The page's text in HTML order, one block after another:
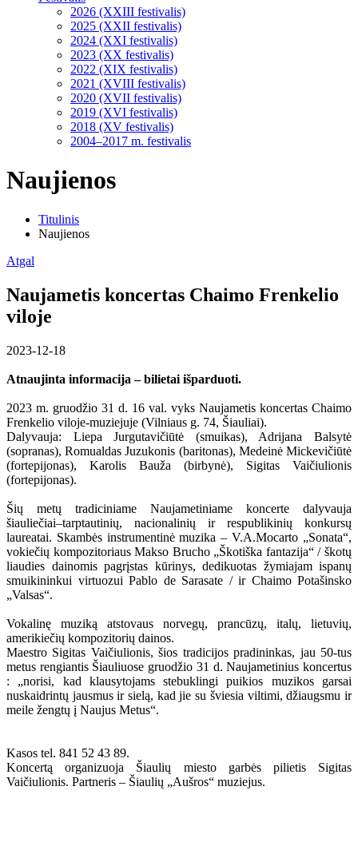
2026 (XXIII festivalis)
2025 (XXII festivalis)
2024 (XXI festivalis)
2023 (XX festivalis)
2022 (XIX festivalis)
2021 (XVIII festivalis)
2020 (XVII festivalis)
2019 (XVI festivalis)
2018 (XV festivalis)
2004–2017 m. festivalis
Naujienos
Titulinis
Naujienos
Atgal
Naujametis koncertas Chaimo Frenkelio
viloje
2023-12-18
Atnaujinta informacija – bilietai išparduoti.
2023 m. gruodžio 31 d. 16 val. vyks Naujametis koncertas Chaimo
Frenkelio viloje-muziejuje (Vilniaus g. 74, Šiauliai).
Dalyvauja: Liepa Jurgutavičiūtė (smuikas), Adrijana Balsytė
(sopranas), Romualdas Juzukonis (baritonas), Medeinė Mickevičiūtė
(fortepijonas), Karolis Bauža (birbynė), Sigitas Vaičiulionis
(fortepijonas).
Šių metų tradiciniame Naujametiniame koncerte dalyvauja
šiauliečiai–tarptautinių, nacionalinių ir respublikinių konkursų
laureatai. Skambės instrumentinė muzika – V.A.Mocarto „Sonata“,
vokiečių kompozitoriaus Makso Brucho „Škotiška fantazija“ / škotų
liaudies dainomis pagrįstas kūrinys, dedikuotas žymiajam ispanų
smuikininkui virtuozui Pablo de Sarasate / ir Chaimo Potašinsko
„Valsas“.
Vokalinę muziką atstovaus norvegų, prancūzų, italų, lietuvių,
amerikiečių kompozitorių dainos.
Maestro Sigitas Vaičiulionis, šios tradicijos pradininkas, jau 50-tus
metus rengiantis Šiauliuose gruodžio 31 d. Naujametinius koncertus
: „norisi, kad klausytojams stebuklingi puikios muzikos garsai
nuskaidrintų jausmus ir sielą, kad jie su šviesia viltimi, džiaugsmu ir
meile žengtų į Naujus Metus“.
Kasos tel. 841 52 43 89.
Koncertą organizuoja Šiaulių miesto garbės pilietis Sigitas
Vaičiulionis. Partneris – Šiaulių „Aušros“ muziejus.